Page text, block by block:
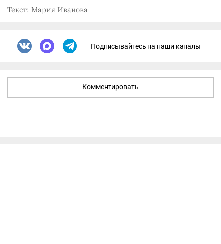
Текст: Мария Иванова
Подписывайтесь на наши каналы
Комментировать